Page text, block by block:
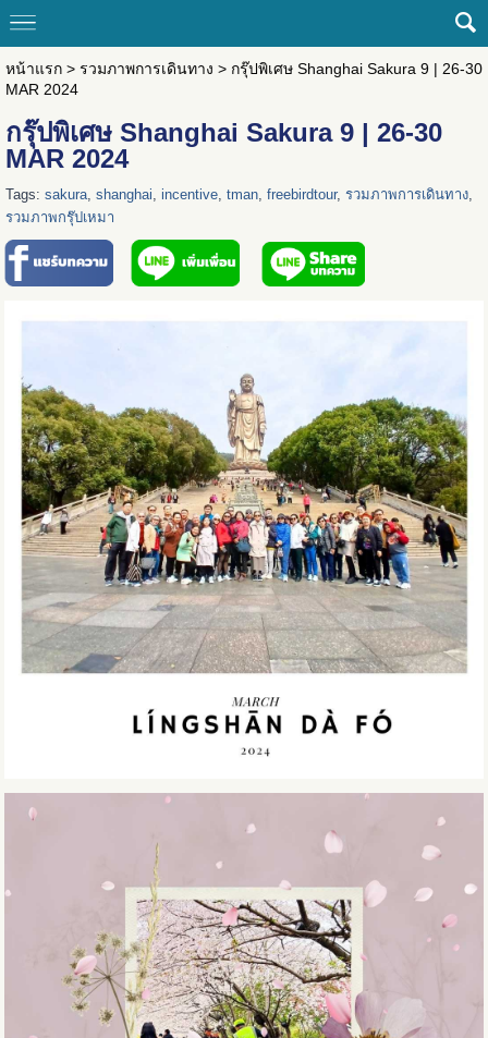
หน้าแรก> รวมภาพการเดินทาง > กรุ๊ปพิเศษ Shanghai Sakura 9 | 26-30
MAR 2024
กรุ๊ปพิเศษ Shanghai Sakura 9 | 26-30
MAR 2024
Tags: sakura, shanghai, incentive, tman, freebirdtour, รวมภาพการเดินทาง,
รวมภาพกรุ๊ปเหมา